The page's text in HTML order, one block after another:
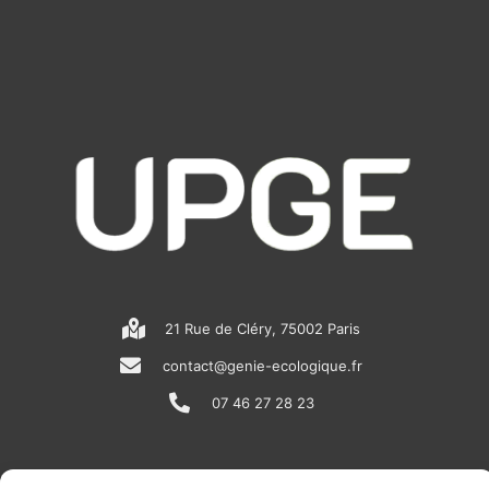
21 Rue de Cléry, 75002 Paris
contact@genie-ecologique.fr
07 46 27 28 23
N L Y